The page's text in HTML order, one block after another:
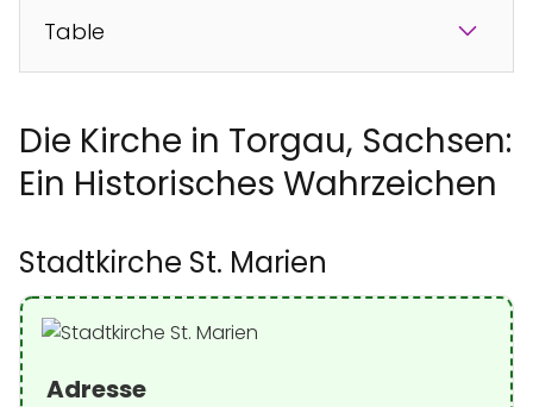
Table
Die Kirche in Torgau, Sachsen:
Ein Historisches Wahrzeichen
Stadtkirche St. Marien
Adresse